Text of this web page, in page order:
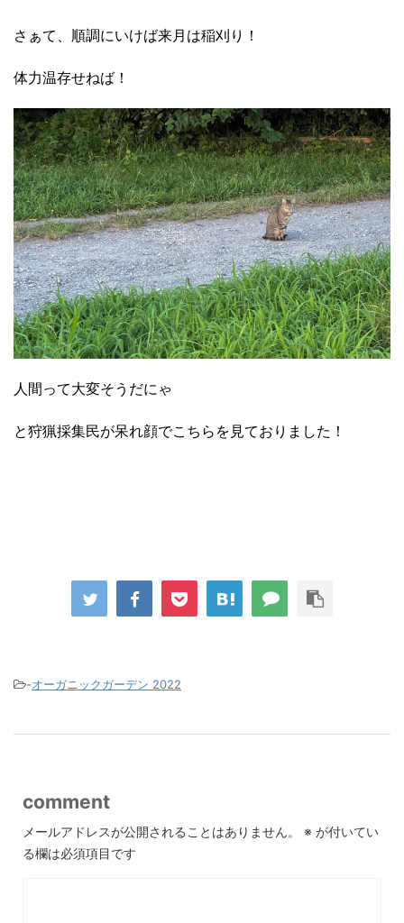
さぁて、順調にいけば来月は稲刈り！
体力温存せねば！
人間って大変そうだにゃ
と狩猟採集民が呆れ顔でこちらを見ておりました！
-オーガニックガーデン 2022
comment
メールアドレスが公開されることはありません。 ※ が付いてい
る欄は必須項目です